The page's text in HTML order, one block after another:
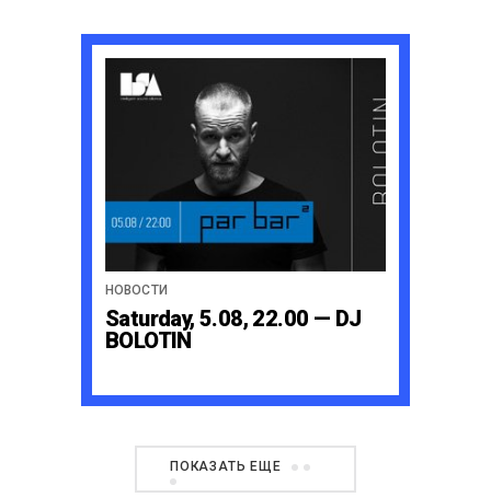
НОВОСТИ
Saturday, 5.08, 22.00 — DJ
BOLOTIN
ПОКАЗАТЬ ЕЩЕ